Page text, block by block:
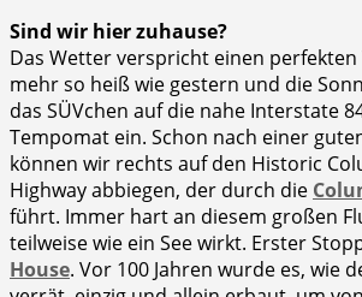
Sind wir hier zuhause?
Das Wetter verspricht einen perfekten
mehr so heiß wie gestern und die
das SÜVchen auf die nahe Interstate
Tempomat ein. Schon nach einer
können wir rechts auf den Historic
Highway abbiegen, der durch die
führt. Immer hart an diesem großen
teilweise wie ein See wirkt. Erster
House. Vor 100 Jahren wurde es, wie